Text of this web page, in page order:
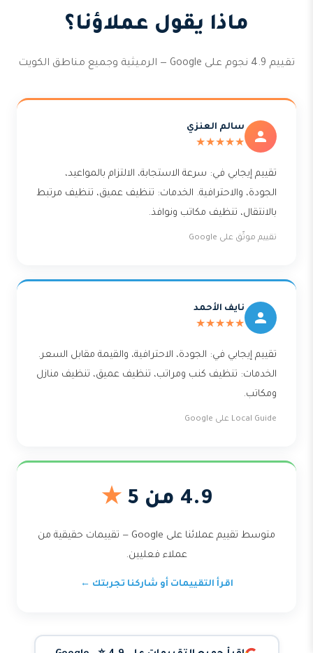
ماذا يقول عملاؤنا؟
تقييم 4.9 نجوم على Google — الرميثية وجميع مناطق الكويت
سالم العنزي
★★★★★
تقييم إيجابي في: سرعة الاستجابة، الالتزام بالمواعيد،
الجودة، والاحترافية. الخدمات: تنظيف عميق، تنظيف مرتبط
بالانتقال، تنظيف مكاتب ونوافذ.
تقييم موثّق على Google
نايف الأحمد
★★★★★
تقييم إيجابي في: الجودة، الاحترافية، والقيمة مقابل السعر.
الخدمات: تنظيف كنب ومراتب، تنظيف عميق، تنظيف منازل
ومكاتب.
Local Guide على Google
4.9 من 5 ★
متوسط تقييم عملائنا على Google — تقييمات حقيقية من
عملاء فعليين.
اقرأ التقييمات أو شاركنا تجربتك ←